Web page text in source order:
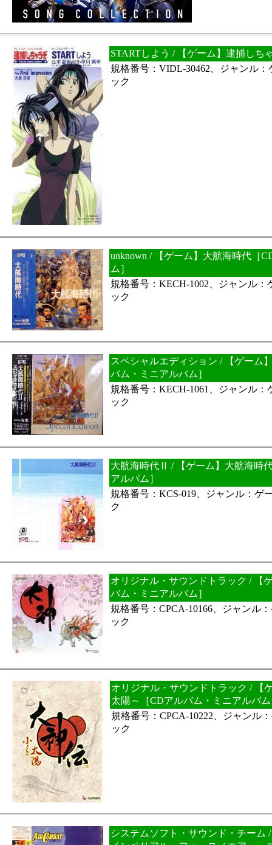
STARTしよう / 【ゲーム】逮捕しち
規格番号：VIDL-30462、ジャンル
ック
unknown / 【ゲーム】大航海時代［
ム］
規格番号：KECH-1002、ジャンル：
ック
スペシャルエディション / 【ゲーム
バム・ミニアルバム］
規格番号：KECH-1061、ジャンル：
ック
大航海時代Ⅱ / 【ゲーム】大航海時
アルバム］
規格番号：KCS-019、ジャンル：ゲ
ク
オリジナル・サウンドトラック / 【
バム・ミニアルバム］
規格番号：CPCA-10166、ジャンル
ック
オリジナル・サウンドトラック / 【
太陽～［CDアルバム・ミニアルバ
規格番号：CPCA-10222、ジャンル
ック
システムソフト・サウンド・チーム